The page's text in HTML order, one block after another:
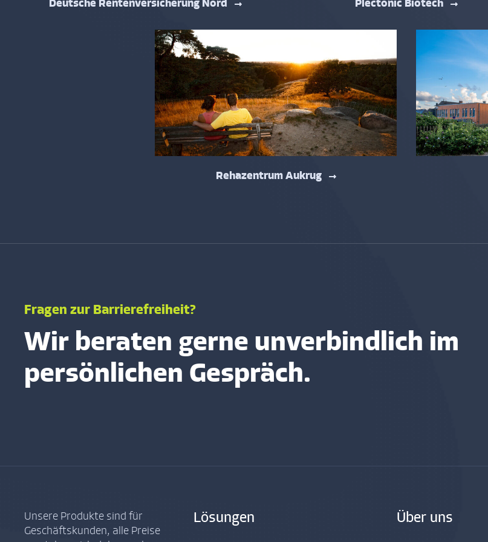
Deutsche Rentenversicherung Nord Plectonic Biotech
Rehazentrum Aukrug
Fragen zur Barrierefreiheit?
Wir beraten gerne unverbindlich im
persönlichen Gespräch.
Unsere Produkte sind für
Geschäftskunden, alle Preise
Lösungen Über uns